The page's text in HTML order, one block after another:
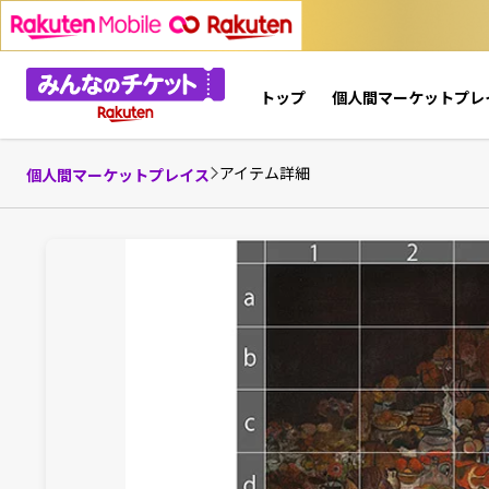
トップ 個人間マーケットプレ
個人間マーケットプレイス アイテム詳細